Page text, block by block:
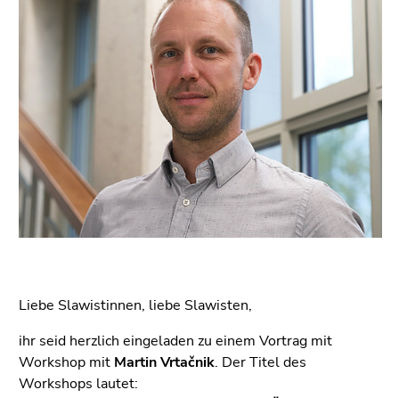
(Zugriffstaste
1)
Zur
Positionsanzeige
(Zugriffstaste
2)
(Zugriffstaste
Zu
den
Zusatzinformationen
Liebe Slawistinnen, liebe Slawisten,
ihr seid herzlich eingeladen zu einem Vortrag mit
Workshop mit Martin Vrtačnik. Der Titel des
Workshops lautet: